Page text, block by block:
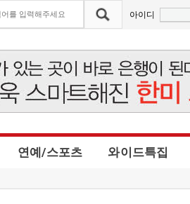
아이디
연예/스포츠 와이드특집